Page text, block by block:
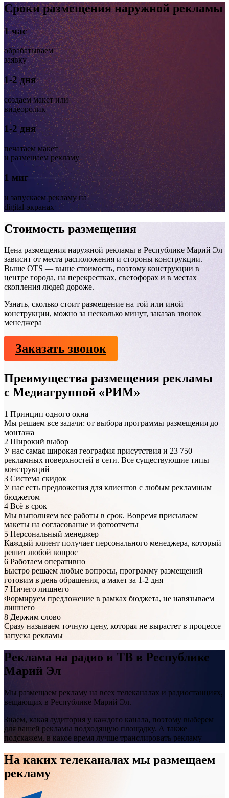
Сроки размещения наружной рекламы
1 час
обрабатываем
заявку
1-2 дня
создаем макет или
видеоролик
1-2 дня
печатаем макет
и размещаем рекламу
1 миг
и запускаем рекламу на
digital-экранах
Стоимость размещения
Цена размещения наружной рекламы в Республике Марий Эл
зависит от места расположения и стороны конструкции.
Выше OTS — выше стоимость, поэтому конструкции в
центре города, на перекрестках, светофорах и в местах
скопления людей дороже.
Узнать, сколько стоит размещение на той или иной
конструкции, можно за несколько минут, заказав звонок
менеджера
Заказать звонок
Преимущества размещения рекламы
с Медиагруппой «РИМ»
1 Принцип одного окна
Мы решаем все задачи: от выбора программы размещения до
монтажа
2 Широкий выбор
У нас самая широкая география присутствия и 23 750
рекламных поверхностей в сети. Все существующие типы
конструкций
3 Система скидок
У нас есть предложения для клиентов с любым рекламным
бюджетом
4 Всё в срок
Мы выполняем все работы в срок. Вовремя присылаем
макеты на согласование и фотоотчеты
5 Персональный менеджер
Каждый клиент получает персонального менеджера, который
решит любой вопрос
6 Работаем оперативно
Быстро решаем любые вопросы, программу размещений
готовим в день обращения, а макет за 1-2 дня
7 Ничего лишнего
Формируем предложение в рамках бюджета, не навязываем
лишнего
8 Держим слово
Сразу называем точную цену, которая не вырастет в процессе
запуска рекламы
Реклама на радио и ТВ в Республике
Марий Эл
Мы размещаем рекламу на всех телеканалах и радиостанциях,
вещающих в Республике Марий Эл.
Знаем, какая аудитория у каждого канала, поэтому выберем
для вашей рекламы подходящую площадку. А также
подскажем, в какое время лучше транслировать рекламу
На каких телеканалах мы размещаем
рекламу